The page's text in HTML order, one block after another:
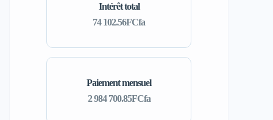
Paiement mensuel
2 984 700.85FCfa
Intérêt total
74 102.56FCfa